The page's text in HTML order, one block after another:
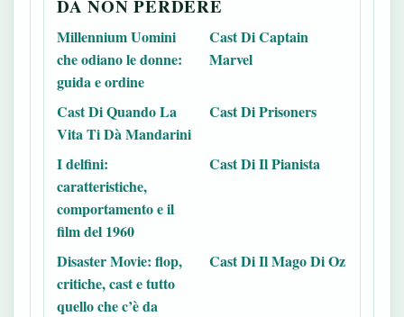
DA NON PERDERE
Millennium Uomini
che odiano le donne:
guida e ordine
Cast Di Captain
Marvel
Cast Di Quando La
Vita Ti Dà Mandarini
Cast Di Prisoners
I delfini:
caratteristiche,
comportamento e il
film del 1960
Cast Di Il Pianista
Disaster Movie: flop,
critiche, cast e tutto
quello che c’è da
Cast Di Il Mago Di Oz